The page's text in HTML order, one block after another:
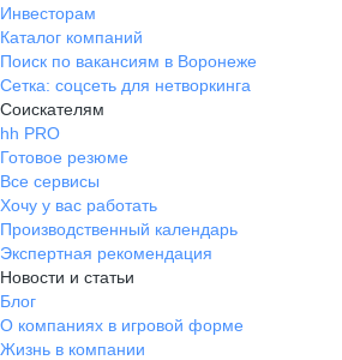
Инвесторам
Каталог компаний
Поиск по вакансиям в Воронеже
Сетка: соцсеть для нетворкинга
Соискателям
hh PRO
Готовое резюме
Все сервисы
Хочу у вас работать
Производственный календарь
Экспертная рекомендация
Новости и статьи
Блог
О компаниях в игровой форме
Жизнь в компании